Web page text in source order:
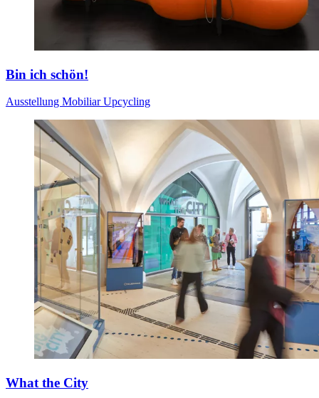
Bin ich schön!
Ausstellung MobiliarUpcycling
What the City